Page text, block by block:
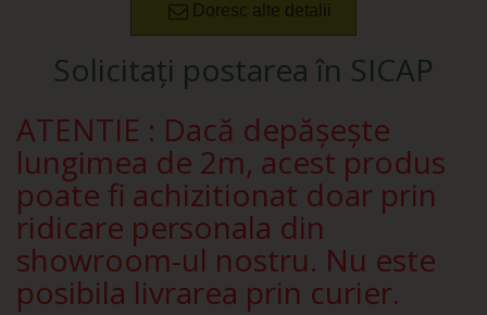
Doresc alte detalii
Solicitați postarea în SICAP
ATENTIE : Dacă depășește
lungimea de 2m, acest produs
poate fi achizitionat doar prin
ridicare personala din
showroom-ul nostru. Nu este
posibila livrarea prin curier.